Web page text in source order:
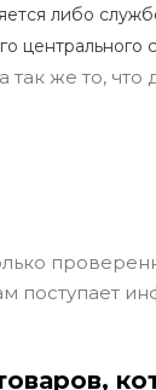
либо
центрального
так же то,
поступает